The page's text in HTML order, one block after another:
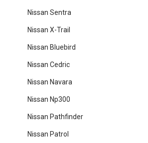
Nissan Sentra
Nissan X-Trail
Nissan Bluebird
Nissan Cedric
Nissan Navara
Nissan Np300
Nissan Pathfinder
Nissan Patrol